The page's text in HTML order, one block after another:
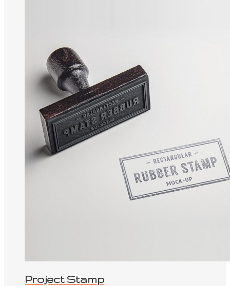
Project Stamp